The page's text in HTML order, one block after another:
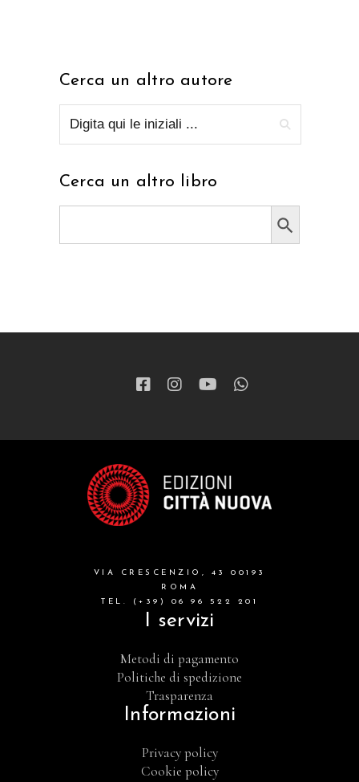
Cerca un altro autore
Cerca un altro libro
Search Button
VIA CRESCENZIO, 43 00193
ROMA
TEL. (+39) 06 96 522 201
I servizi
Metodi di pagamento
Politiche di spedizione
Trasparenza
Informazioni
Privacy policy
Cookie policy